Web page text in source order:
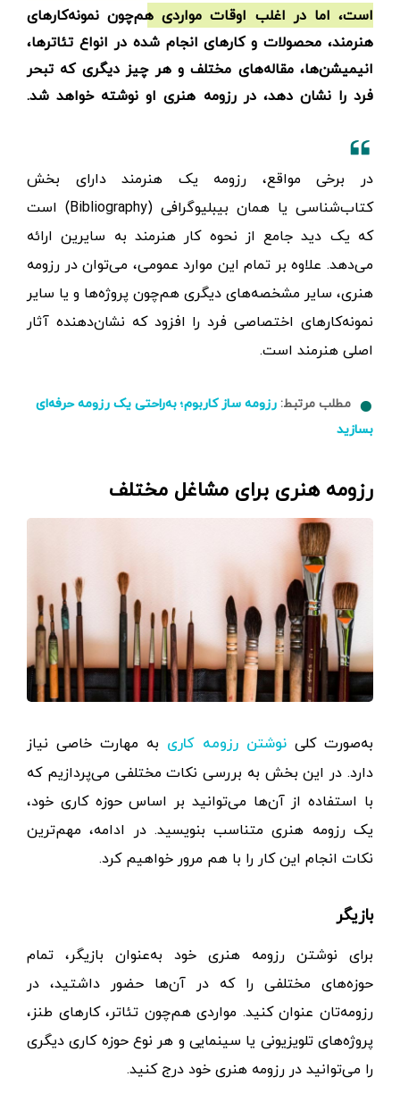
است، اما در اغلب اوقات مواردی هم‌چون نمونه‌کارهای
هنرمند، محصولات و کارهای انجام شده در انواع تئاترها،
انیمیشن‌ها، مقاله‌های مختلف و هر چیز دیگری که تبحر
فرد را نشان دهد، در رزومه هنری او نوشته خواهد شد.
در برخی مواقع، رزومه یک هنرمند دارای بخش
کتاب‌شناسی یا همان بیبلیوگرافی (Bibliography) است
که یک دید جامع از نحوه کار هنرمند به سایرین ارائه
می‌دهد. علاوه بر تمام این موارد عمومی، می‌توان در رزومه
هنری، سایر مشخصه‌های دیگری هم‌چون پروژه‌ها و یا سایر
نمونه‌کارهای اختصاصی فرد را افزود که نشان‌دهنده آثار
اصلی هنرمند است.
مطلب مرتبط: رزومه ساز کاربوم؛ به‌راحتی یک رزومه حرفه‌ای
بسازید
رزومه هنری برای مشاغل مختلف
به‌صورت کلی نوشتن رزومه کاری به مهارت خاصی نیاز
دارد. در این بخش به بررسی نکات مختلفی می‌پردازیم که
با استفاده از آن‌ها می‌توانید بر اساس حوزه کاری خود،
یک رزومه هنری متناسب بنویسید. در ادامه، مهم‌ترین
نکات انجام این کار را با هم مرور خواهیم کرد.
بازیگر
برای نوشتن رزومه هنری خود به‌عنوان بازیگر، تمام
حوزه‌های مختلفی را که در آن‌ها حضور داشتید، در
رزومه‌تان عنوان کنید. مواردی هم‌چون تئاتر، کارهای طنز،
پروژه‌های تلویزیونی یا سینمایی و هر نوع حوزه کاری دیگری
را می‌توانید در رزومه هنری خود درج کنید.